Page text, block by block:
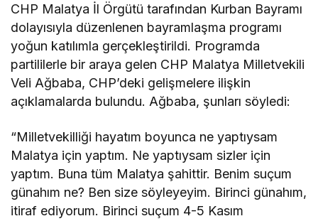
CHP Malatya İl Örgütü tarafından Kurban Bayramı
dolayısıyla düzenlenen bayramlaşma programı
yoğun katılımla gerçekleştirildi. Programda
partililerle bir araya gelen CHP Malatya Milletvekili
Veli Ağbaba, CHP’deki gelişmelere ilişkin
açıklamalarda bulundu. Ağbaba, şunları söyledi:
“Milletvekilliği hayatım boyunca ne yaptıysam
Malatya için yaptım. Ne yaptıysam sizler için
yaptım. Buna tüm Malatya şahittir. Benim suçum
günahım ne? Ben size söyleyeyim. Birinci günahım,
itiraf ediyorum. Birinci suçum 4-5 Kasım